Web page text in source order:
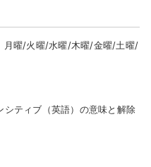
月曜/火曜/水曜/木曜/金曜/土曜/
ティブ（英語）の意味と解除